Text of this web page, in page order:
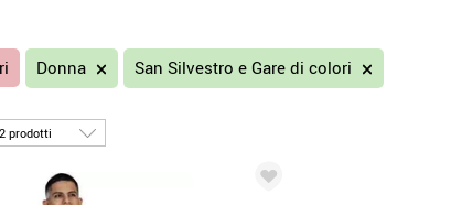
Donna San Silvestro e Gare di colori